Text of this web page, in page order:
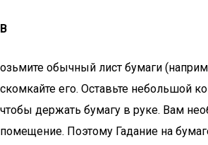
В
озьмите обычный лист бумаги
скомкайте его. Оставьте небольшой
чтобы держать бумагу в руке. Вам
помещение. Поэтому Гадание на